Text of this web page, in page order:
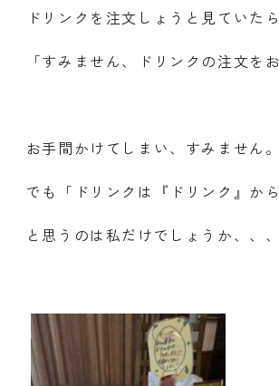
ドリンクを注文しょうと見ていた
「すみません、ドリンクの注文を
お手間かけてしまい、すみません。
でも「ドリンクは『ドリンク』か
と思うのは私だけでしょうか、、、